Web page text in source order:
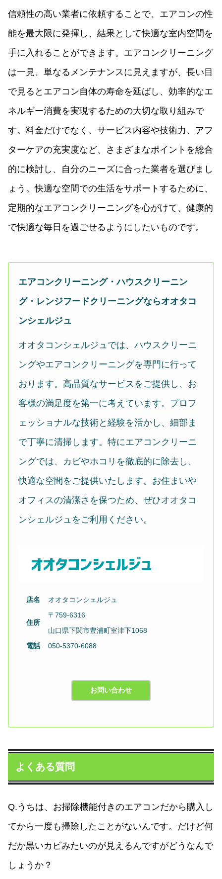
信頼性の高い業者に依頼することで、エアコンの性
能を最大限に発揮し、結果として快適な室内空間を
手に入れることができます。エアコンクリーニング
は一見、単なるメンテナンスに見えますが、長い目
で見るとエアコン自体の寿命を延ばし、効率的なエ
ネルギー消費を実現するための大切な取り組みで
す。料金だけでなく、サービス内容や技術力、アフ
ターケアの充実度など、さまざまなポイントを総合
的に検討し、自分のニーズに合った業者を選びまし
ょう。快適な空間での生活をサポートするために、
定期的なエアコンクリーニングを心がけて、健康的
で快適な毎日を過ごせるようにしたいものです。
エアコンクリーニング・ハウスクリーニン
グ・レンジフードクリーニングならオオタコ
ンシェルジュ
オオタコンシェルジュでは、ハウスクリーニ
ングやエアコンクリーニングを専門に行って
おります。高品質なサービスをご提供し、お
客様の満足度を第一に考えています。プロフ
ェッショナルな技術と経験を活かし、細部ま
で丁寧に清掃します。特にエアコンクリーニ
ングでは、カビやホコリを徹底的に除去し、
快適な空間をご提供いたします。お住まいや
オフィスの清潔さを保つため、ぜひオオタコ
ンシェルジュをご利用ください。
店名 オオタコンシェルジュ
住所
〒759-6316
山口県下関市豊浦町室津下1068
電話
050-5370-6088
お問い合わせ
よくある質問
Q.うちは、お掃除機能付きのエアコンだから購入し
てから一度も掃除したことがないんです。だけど何
だか黒いカビみたいのが見えるんですがどうなんで
しょうか？